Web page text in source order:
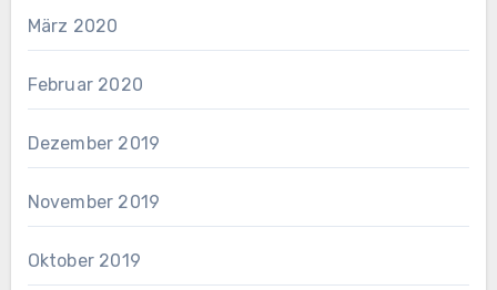
März 2020
Februar 2020
Dezember 2019
November 2019
Oktober 2019